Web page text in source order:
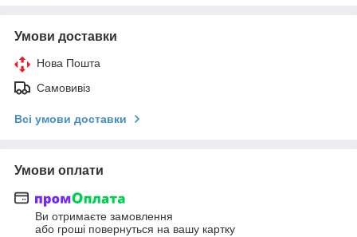
Умови доставки
Нова Пошта
Самовивіз
Всі умови доставки
Умови оплати
Ви отримаєте замовлення
або гроші повернуться на вашу картку